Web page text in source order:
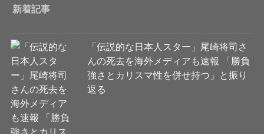
新着記事
「伝説的な日本人スター」尾崎将司さ
んの死去を海外メディアも速報 「勝負
強さとカリスマ性を併せ持つ」と振り
返る